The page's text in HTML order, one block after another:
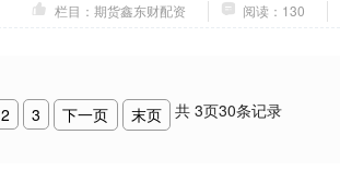
栏目：期货鑫东财配资
阅读：130
2 3 下一页 末页 共 3页30条记录